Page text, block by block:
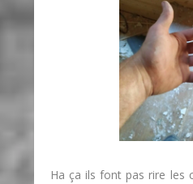
Ha ça ils font pas rire les